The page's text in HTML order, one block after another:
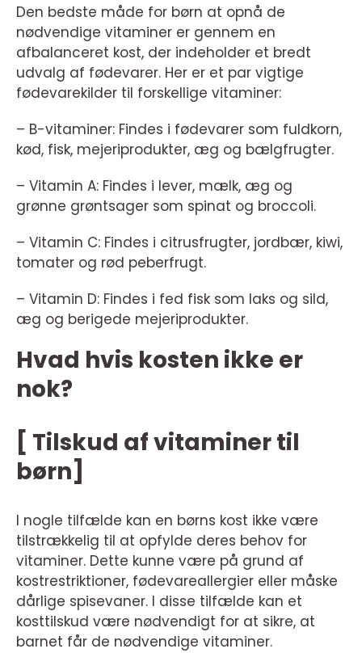
Den bedste måde for børn at opnå de
nødvendige vitaminer er gennem en
afbalanceret kost, der indeholder et bredt
udvalg af fødevarer. Her er et par vigtige
fødevarekilder til forskellige vitaminer:
– B-vitaminer: Findes i fødevarer som fuldkorn,
kød, fisk, mejeriprodukter, æg og bælgfrugter.
– Vitamin A: Findes i lever, mælk, æg og
grønne grøntsager som spinat og broccoli.
– Vitamin C: Findes i citrusfrugter, jordbær, kiwi,
tomater og rød peberfrugt.
– Vitamin D: Findes i fed fisk som laks og sild,
æg og berigede mejeriprodukter.
Hvad hvis kosten ikke er
nok?
[ Tilskud af vitaminer til
børn]
I nogle tilfælde kan en børns kost ikke være
tilstrækkelig til at opfylde deres behov for
vitaminer. Dette kunne være på grund af
kostrestriktioner, fødevareallergier eller måske
dårlige spisevaner. I disse tilfælde kan et
kosttilskud være nødvendigt for at sikre, at
barnet får de nødvendige vitaminer.